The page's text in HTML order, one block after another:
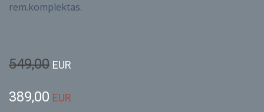
rem.komplektas.
549,00 EUR
389,00 EUR